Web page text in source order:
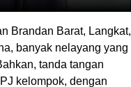
Brandan Barat, Langkat,
banyak nelayang yang
tanda tangan
kelompok, dengan